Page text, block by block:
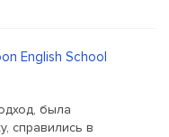
English School
была
справились в